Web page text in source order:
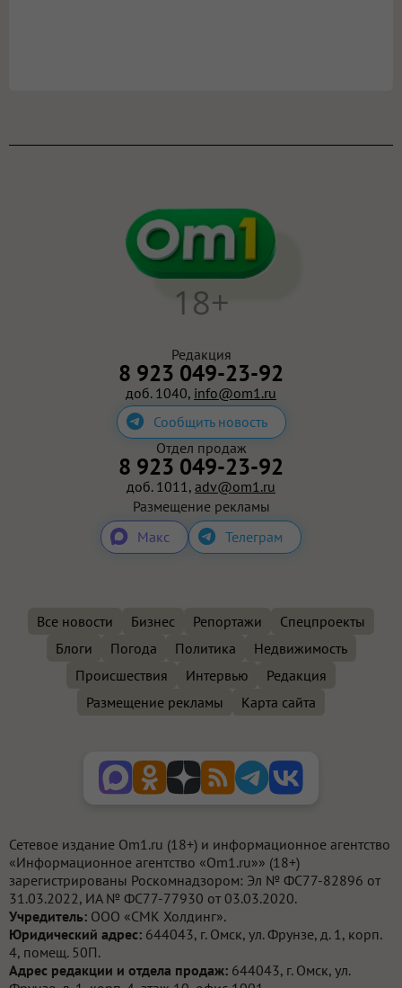
Редакция
8 923 049-23-92
доб. 1040, info@om1.ru
Сообщить новость
18+
Отдел продаж
8 923 049-23-92
доб. 1011, adv@om1.ru
Размещение рекламы
Макс
Телеграм
Все новости Бизнес Репортажи
Спецпроекты
Блоги
Погода Политика
Недвижимость
Происшествия
Интервью
Редакция
Размещение рекламы
Карта сайта
Сетевое издание Om1.ru (18+) и информационное агентство
«Информационное агентство «Om1.ru»» (18+)
зарегистрированы Роскомнадзором: Эл № ФС77-82896 от
31.03.2022, ИА № ФС77-77930 от 03.03.2020.
Учредитель: ООО «СМК Холдинг».
Юридический адрес: 644043, г. Омск, ул. Фрунзе, д. 1, корп.
4, помещ. 50П.
Адрес редакции и отдела продаж: 644043, г. Омск, ул.